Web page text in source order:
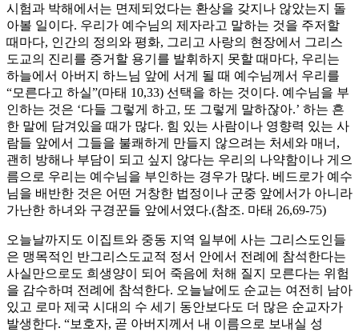
시험과 박해에서는 면제되었다는 환상을 갖지나 않았는지 돌
아볼 일이다. 우리가 예수님의 제자라고 말하는 것을 주저할
때마다, 인간의 정의와 평화, 그리고 사랑의 현장에서 그리스
도교의 진리를 증거할 용기를 발휘하지 못할 때마다, 우리는
하늘에서 아버지 하느님 앞에 서게 될 때 예수님께서 우리를
“모른다고 하실”(마태 10,33) 선택을 하는 것이다. 예수님을 부
인하는 것은 ‘다들 그렇게 하고, 또 그렇게 말하잖아.’ 하는 흔
한 말에 담겨있을 때가 많다. 힘 있는 사람이나 영향력 있는 사
람들 앞에서 그들을 불쾌하게 만들지 않으려는 처세와 매너,
괜히 방해나 부담이 되고 싶지 않다는 우리의 나약함이나 게으
름으로 우리는 예수님을 부인하는 경우가 많다. 베드로가 예수
님을 배반한 것은 어떤 거창한 법정이나 군중 앞에서가 아니라
가난한 하녀와 구경꾼들 앞에서였다.(참조. 마태 26,69-75)
오늘날까지도 이집트와 중동 지역 일부에 사는 그리스도인들
은 맹목적인 반그리스도교적 정서 안에서 전례에 참석한다는
사실만으로도 희생양이 되어 죽음에 처해 질지 모른다는 위험
을 감수하며 전례에 참석한다. 오늘날에도 순교는 여전히 남아
있고 로마 제국 시대의 수 세기 동안보다도 더 많은 순교자가
발생한다. “보호자, 곧 아버지께서 내 이름으로 보내실 성